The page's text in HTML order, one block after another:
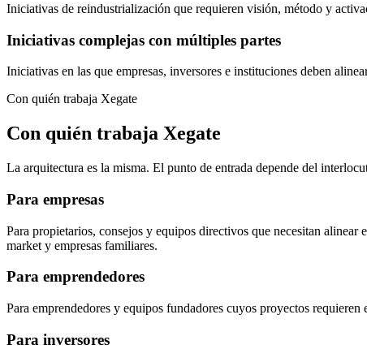
Iniciativas de reindustrialización que requieren visión, método y
Iniciativas complejas con múltiples partes
Iniciativas en las que empresas, inversores e instituciones deben
Con quién trabaja Xegate
Con quién trabaja Xegate
La arquitectura es la misma. El punto de entrada depende del
Para empresas
Para propietarios, consejos y equipos directivos que necesitan
market y empresas familiares.
Para emprendedores
Para emprendedores y equipos fundadores cuyos proyectos
Para inversores